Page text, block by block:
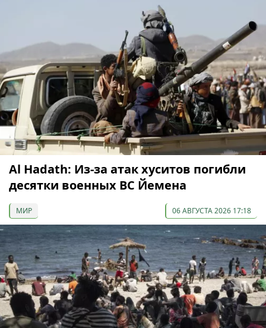
Al Hadath: Из-за атак хуситов погибли
десятки военных ВС Йемена
МИР 06 АВГУСТА 2026 17:18